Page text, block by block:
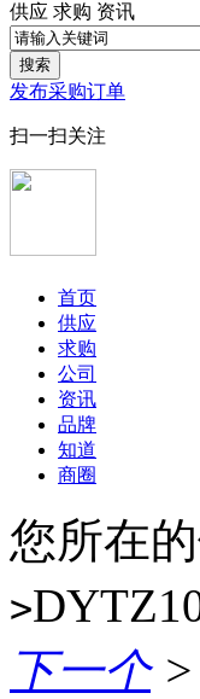
供应 求购 资讯
搜索
发布采购订单
扫一扫关注
首页
供应
求购
公司
资讯
品牌
知道
商圈
您所在的
>
下一个 >